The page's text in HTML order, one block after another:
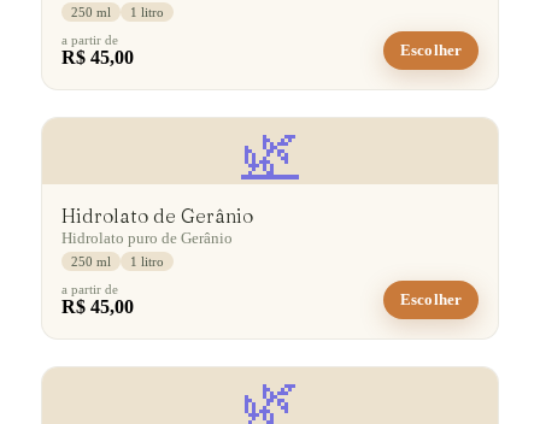
250 ml
1 litro
a partir de
R$ 45,00 Escolher
🌿
Hidrolato de Gerânio
Hidrolato puro de Gerânio
250 ml
1 litro
a partir de
R$ 45,00 Escolher
🌿